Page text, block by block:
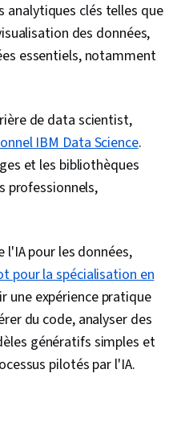
analytiques clés telles que
des données,
essentiels, notamment
de data scientist,
IBM Data Science.
et les bibliothèques
professionnels,
pour les données,
pour la spécialisation en
une expérience pratique
du code, analyser des
génératifs simples et
pilotés par l'IA.